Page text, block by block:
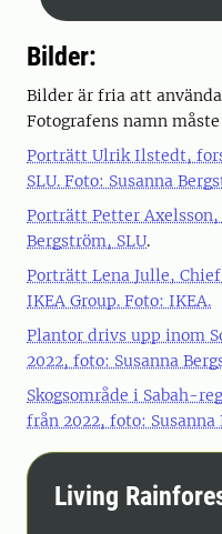
Bilder:
Bilder är fria att
Fotografens namn måste
Porträtt Ulrik Ilstedt,
SLU. Foto: Susanna
Porträtt Petter Axelsson,
Bergström, SLU.
Porträtt Lena Julle,
IKEA Group. Foto: IKEA.
Plantor drivs upp inom
2022, foto: Susanna
Skogsområde i Sabah-
från 2022, foto: Susanna
Living